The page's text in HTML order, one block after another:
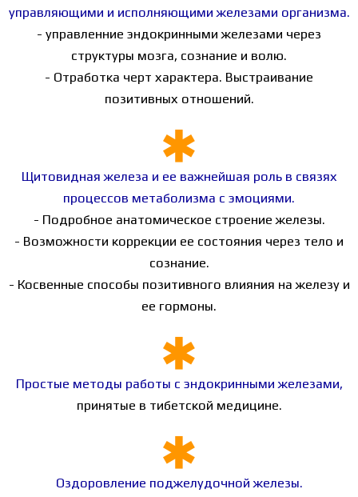
управляющими и исполняющими железами организма.
- управленние эндокринными железами через
структуры мозга, сознание и волю.
- Отработка черт характера. Выстраивание
позитивных отношений.
Щитовидная железа и ее важнейшая роль в связях
процессов метаболизма с эмоциями.
- Подробное анатомическое строение железы.
- Возможности коррекции ее состояния через тело и
сознание.
- Косвенные способы позитивного влияния на железу и
ее гормоны.
Простые методы работы с эндокринными железами,
принятые в тибетской медицине.
Оздоровление поджелудочной железы.